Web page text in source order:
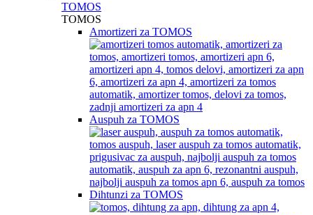
TOMOS
TOMOS
Amortizeri za TOMOS
Auspuh za TOMOS
Dihtunzi za TOMOS